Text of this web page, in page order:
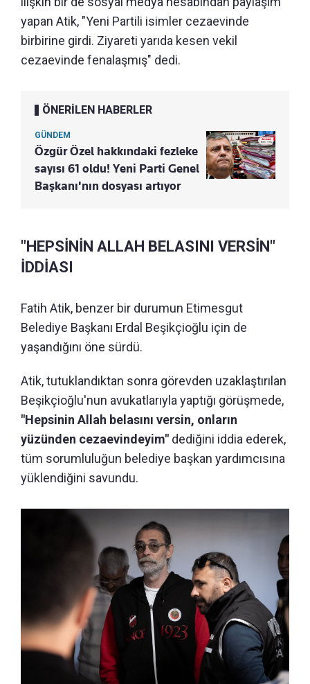
yapan Atik, "Yeni Partili isimler cezaevinde
birbirine girdi. Ziyareti yarıda kesen vekil
cezaevinde fenalaşmış" dedi.
ÖNERİLEN HABERLER
GÜNDEM
Özgür Özel hakkındaki fezleke
sayısı 61 oldu! Yeni Parti Genel
Başkanı'nın dosyası artıyor
"HEPSİNİN ALLAH BELASINI VERSİN"
İDDİASI
Fatih Atik, benzer bir durumun Etimesgut
Belediye Başkanı Erdal Beşikçioğlu için de
yaşandığını öne sürdü.
Atik, tutuklandıktan sonra görevden uzaklaştırılan
Beşikçioğlu'nun avukatlarıyla yaptığı görüşmede,
"Hepsinin Allah belasını versin, onların
yüzünden cezaevindeyim" dediğini iddia ederek,
tüm sorumluluğun belediye başkan yardımcısına
yüklendiğini savundu.